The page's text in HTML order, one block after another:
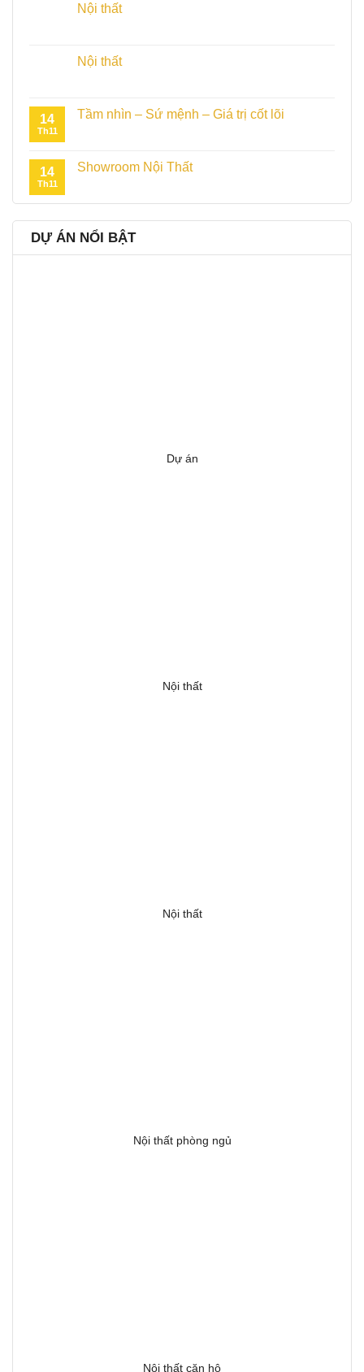
Nội thất
Nội thất
14
Th11
Tầm nhìn – Sứ mệnh – Giá trị cốt lõi
14
Th11
Showroom Nội Thất
DỰ ÁN NỔI BẬT
Dự án
Nội thất
Nội thất
Nội thất phòng ngủ
Nội thất căn hộ